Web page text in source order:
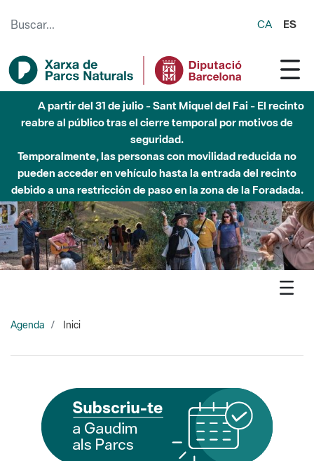
CA ES
Hasta diciembre de 2026 - Parque Fluvial Besós -
Afectaciones en el cauce del Parque Fluvial del Besòs debido
a obras de construcción de una pasarela sobre el río
Agenda Inici
Y cada martes recibirás las actividades de
los parques